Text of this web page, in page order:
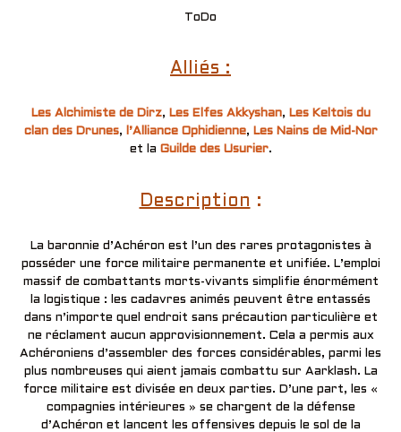
ToDo
Alliés :
Les Alchimiste de Dirz, Les Elfes Akkyshan, Les Keltois du
clan des Drunes, l’Alliance Ophidienne, Les Nains de Mid-Nor
et la Guilde des Usurier.
Description :
La baronnie d’Achéron est l’un des rares protagonistes à
posséder une force militaire permanente et unifiée. L’emploi
massif de combattants morts-vivants simplifie énormément
la logistique : les cadavres animés peuvent être entassés
dans n’importe quel endroit sans précaution particulière et
ne réclament aucun approvisionnement. Cela a permis aux
Achéroniens d’assembler des forces considérables, parmi les
plus nombreuses qui aient jamais combattu sur Aarklash. La
force militaire est divisée en deux parties. D’une part, les «
compagnies intérieures » se chargent de la défense
d’Achéron et lancent les offensives depuis le sol de la